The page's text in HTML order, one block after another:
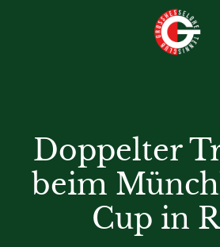
Doppelter
beim
Cup in